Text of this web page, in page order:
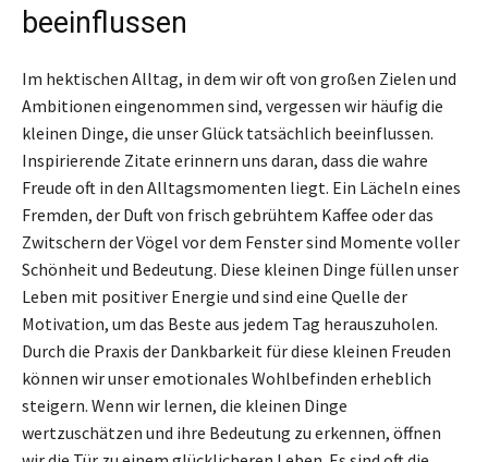
beeinflussen
Im hektischen Alltag, in dem wir oft von großen Zielen und
Ambitionen eingenommen sind, vergessen wir häufig die
kleinen Dinge, die unser Glück tatsächlich beeinflussen.
Inspirierende Zitate erinnern uns daran, dass die wahre
Freude oft in den Alltagsmomenten liegt. Ein Lächeln eines
Fremden, der Duft von frisch gebrühtem Kaffee oder das
Zwitschern der Vögel vor dem Fenster sind Momente voller
Schönheit und Bedeutung. Diese kleinen Dinge füllen unser
Leben mit positiver Energie und sind eine Quelle der
Motivation, um das Beste aus jedem Tag herauszuholen.
Durch die Praxis der Dankbarkeit für diese kleinen Freuden
können wir unser emotionales Wohlbefinden erheblich
steigern. Wenn wir lernen, die kleinen Dinge
wertzuschätzen und ihre Bedeutung zu erkennen, öffnen